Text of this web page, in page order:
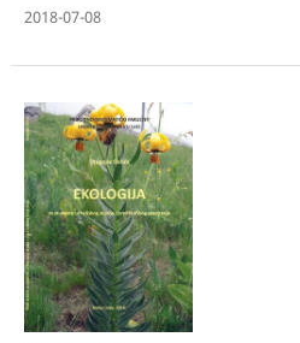
2018-07-08